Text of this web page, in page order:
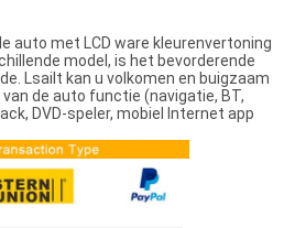
auto met LCD ware kleurenvertoning
model, is het bevorderende
Lsailt kan u volkomen en buigzaam
de auto functie (navigatie, BT,
DVD-speler, mobiel Internet app